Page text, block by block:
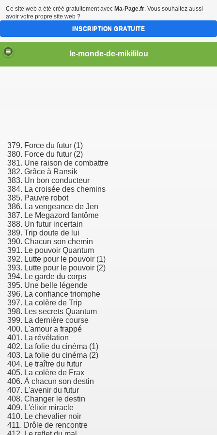
le-monde-de-mikililou
379. Force du futur (1)
380. Force du futur (2)
381. Une raison de combattre
382. Grâce à Ransik
383. Un bon conducteur
384. La croisée des chemins
385. Pauvre robot
386. La vengeance de Jen
387. Le Megazord fantôme
388. Un futur incertain
389. Trip doute de lui
390. Chacun son chemin
391. Le pouvoir Quantum
392. Lutte pour le pouvoir (1)
393. Lutte pour le pouvoir (2)
394. Le garde du corps
395. Une belle légende
396. La confiance triomphe
397. La colère de Trip
398. Les secrets Quantum
399. La dernière course
400. L'amour a frappé
401. La révélation
402. La folie du cinéma (1)
403. La folie du cinéma (2)
404. Le traître du futur
405. La colère de Frax
406. À chacun son destin
407. L'avenir du futur
408. Changer le destin
409. L'élixir miracle
410. Le chevalier noir
411. Drôle de rencontre
Ce site web a été créé gratuitement avec Ma-Page.fr. Vous souhaitez aussi
avoir votre propre site web ?
INSCRIPTION GRATUITE